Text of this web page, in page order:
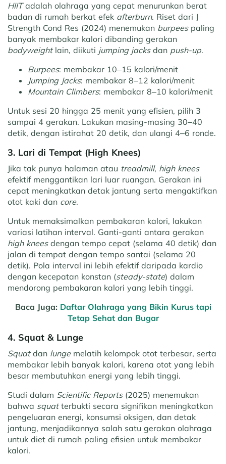
HIITadalah olahraga yang cepat menurunkan berat
badan di rumah berkat efek afterburn. Riset dari J
Strength Cond Res (2024) menemukan burpeespaling
banyak membakar kalori dibanding gerakan
bodyweightlain, diikuti jumping jacksdan push-up.
Burpees: membakar 10–15 kalori/menit
Jumping Jacks: membakar 8–12 kalori/menit
Mountain Climbers: membakar 8–10 kalori/menit
Untuk sesi 20 hingga 25 menit yang efisien, pilih 3
sampai 4 gerakan. Lakukan masing-masing 30–40
detik, dengan istirahat 20 detik, dan ulangi 4–6 ronde.
3. Lari di Tempat (High Knees)
Jika tak punya halaman atau treadmill, high knees
efektif menggantikan lari luar ruangan. Gerakan ini
cepat meningkatkan detak jantung serta mengaktifkan
otot kaki dan core.
Untuk memaksimalkan pembakaran kalori, lakukan
variasi latihan interval. Ganti-ganti antara gerakan
high kneesdengan tempo cepat (selama 40 detik) dan
jalan di tempat dengan tempo santai (selama 20
detik). Pola interval ini lebih efektif daripada kardio
dengan kecepatan konstan (steady-state) dalam
mendorong pembakaran kalori yang lebih tinggi.
Baca Juga: Daftar Olahraga yang Bikin Kurus tapi
Tetap Sehat dan Bugar
4. Squat & Lunge
Squatdan lungemelatih kelompok otot terbesar, serta
membakar lebih banyak kalori, karena otot yang lebih
besar membutuhkan energi yang lebih tinggi.
Studi dalam Scientific Reports (2025) menemukan
bahwa squatterbukti secara signifikan meningkatkan
pengeluaran energi, konsumsi oksigen, dan detak
jantung, menjadikannya salah satu gerakan olahraga
untuk diet di rumah paling efisien untuk membakar
kalori.